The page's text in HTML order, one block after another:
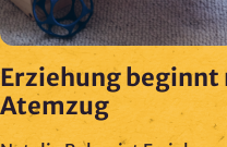
Erziehung
Atemzug